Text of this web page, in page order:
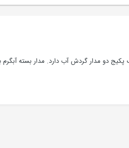
دو مدار گردش آب دارد. مدار بسته